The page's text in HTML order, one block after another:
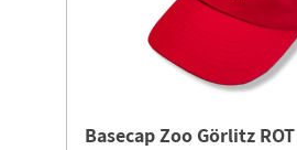
Basecap Zoo Görlitz ROT